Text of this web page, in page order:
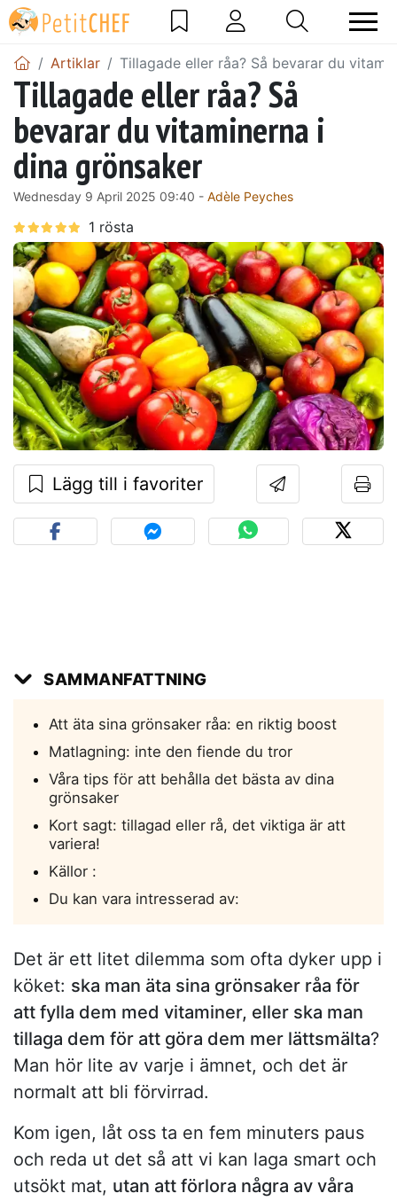
Artiklar Tillagade eller råa? Så bevarar du
Tillagade eller råa? Så
bevarar du vitaminerna i
dina grönsaker
Wednesday 9 April 2025 09:40 - Adèle Peyches
Lägg till i favoriter
SAMMANFATTNING
Att äta sina grönsaker råa: en riktig boost
Matlagning: inte den fiende du tror
Våra tips för att behålla det bästa av dina
grönsaker
Kort sagt: tillagad eller rå, det viktiga är att
variera!
Källor :
Du kan vara intresserad av:
Det är ett litet dilemma som ofta dyker upp i
köket: ska man äta sina grönsaker råa för
att fylla dem med vitaminer, eller ska man
tillaga dem för att göra dem mer lättsmälta?
Man hör lite av varje i ämnet, och det är
normalt att bli förvirrad.
Kom igen, låt oss ta en fem minuters paus
och reda ut det så att vi kan laga smart och
utsökt mat, utan att förlora några av våra